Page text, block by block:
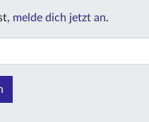
melde dich jetzt an.